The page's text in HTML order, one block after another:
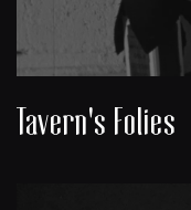
Tavern's Folies